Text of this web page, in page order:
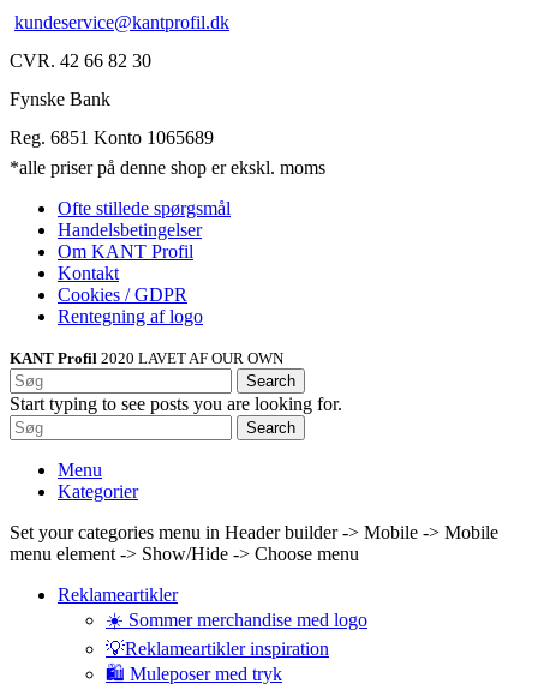
kundeservice@kantprofil.dk
CVR. 42 66 82 30
Fynske Bank
Reg. 6851 Konto 1065689
*alle priser på denne shop er ekskl. moms
Ofte stillede spørgsmål
Handelsbetingelser
Om KANT Profil
Kontakt
Cookies / GDPR
Rentegning af logo
KANT Profil 2020 LAVET AF OUR OWN
Search
Start typing to see posts you are looking for.
Search
Menu
Kategorier
Set your categories menu in Header builder -> Mobile -> Mobile
menu element -> Show/Hide -> Choose menu
Reklameartikler
☀️ Sommer merchandise med logo
💡Reklameartikler inspiration
🛍️ Muleposer med tryk